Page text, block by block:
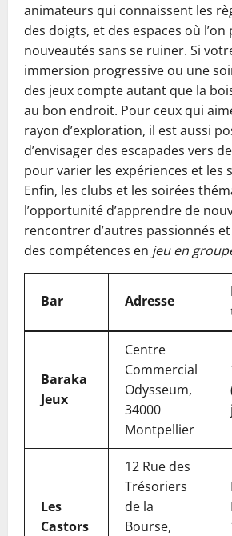
animateurs qui connaissent les
des doigts, et des espaces où
nouveautés sans se ruiner. Si
immersion progressive ou une
des jeux compte autant que la
au bon endroit. Pour ceux qui
rayon d’exploration, il est aussi
d’envisager des escapades vers
pour varier les expériences et les
Enfin, les clubs et les soirées
l’opportunité d’apprendre de
rencontrer d’autres passionnés
des compétences en jeu en
Bar Adresse
Baraka
Jeux
Centre
Commercial
Odysseum,
34000
Montpellier
Les
Castors
12 Rue des
Trésoriers
de la
Bourse,